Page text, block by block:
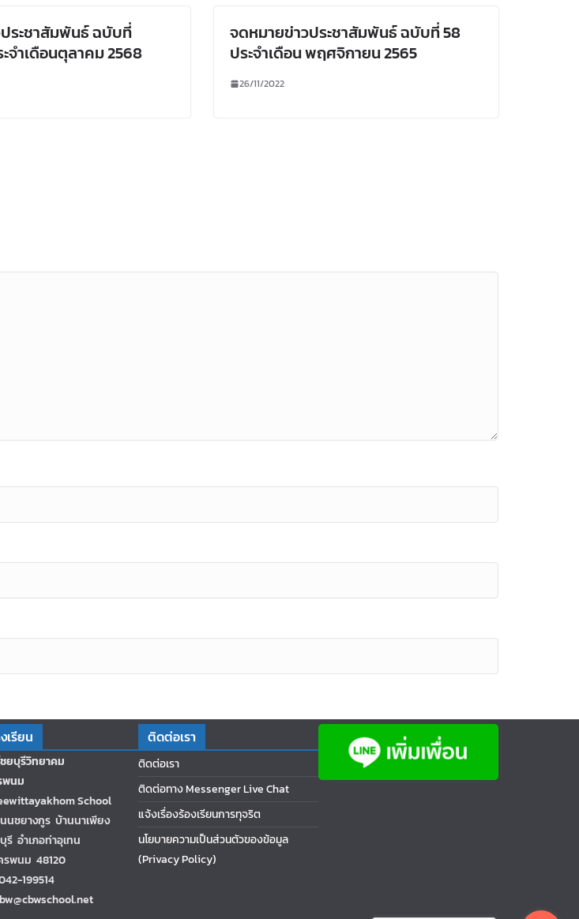
ระชาสัมพันธ์ ฉบับที่
จำเดือนตุลาคม 2568
จดหมายข่าวประชาสัมพันธ์ ฉบับที่ 58
ประจำเดือน พฤศจิกายน 2565
26/11/2022
เรียน
ชยบุรีวิทยาคม
นม
School
นชยางกูร บ้านนาเพียง
รี อำเภอท่าอุเทน
รพนม 48120
199514
ติดต่อเรา
ติดต่อเรา
ติดต่อทาง Messenger Live Chat
แจ้งเรื่องร้องเรียนการทุจริต
นโยบายความเป็นส่วนตัวของข้อมูล
(Privacy Policy)